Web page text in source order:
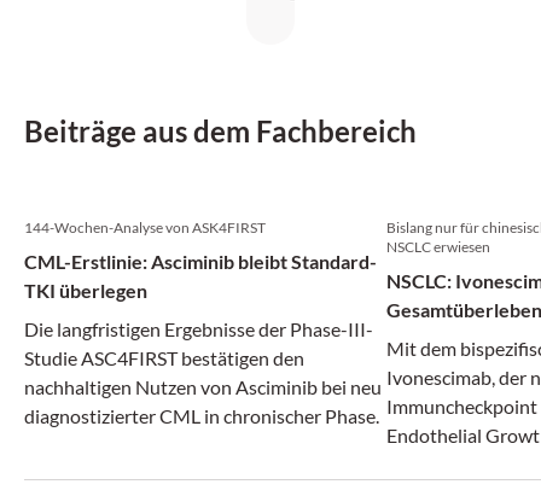
Beiträge aus dem Fachbereich
144-Wochen-Analyse von ASK4FIRST
CML-Erstlinie: Asciminib bleibt Standard-
TKI überlegen
Die langfristigen Ergebnisse der Phase-III-
Studie ASC4FIRST bestätigen den
nachhaltigen Nutzen von Asciminib bei neu
diagnostizierter CML in chronischer Phase.
Bislang nur für
NSCLC erwiesen
NSCLC:
Gesamtüberleben
Mit dem
Ivonescimab, der
Immuncheckpoint
Endothelial